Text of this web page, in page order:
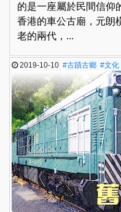
的是一座屬於民間信
香港的車公古廟，元朗
老的兩代，...
2019-10-10#古蹟古鄉 #文化